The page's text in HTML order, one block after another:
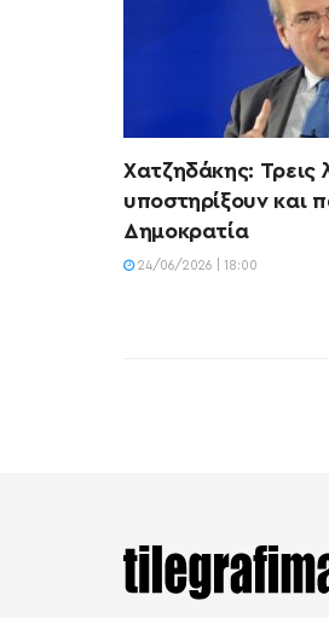
Χατζηδάκης: Τρεις
υποστηρίξουν και
Δημοκρατία
24/06/2026 | 18:00